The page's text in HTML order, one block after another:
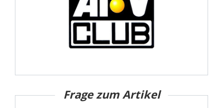
Frage zum Artikel